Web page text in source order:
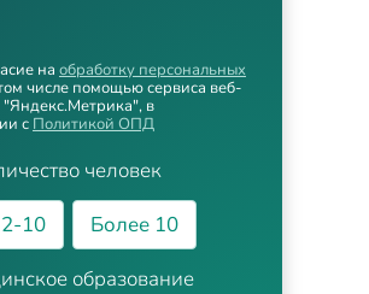
человек
2-10
Более 10
образование
на обработку персональных
числе помощью сервиса веб-
в
с Политикой ОПД